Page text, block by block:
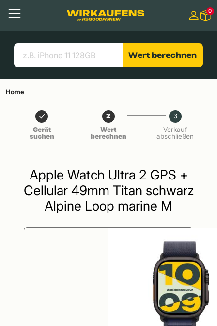
Menü
Suchen
Nützliche Links
0
Wert berechnen
Home
Gerät
suchen
2
Wert
berechnen
3
Verkauf
abschließen
Apple Watch Ultra 2 GPS +
Cellular 49mm Titan schwarz
Alpine Loop marine M